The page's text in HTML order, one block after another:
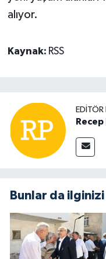
alıyor.
Kaynak: RSS
Bunlar da